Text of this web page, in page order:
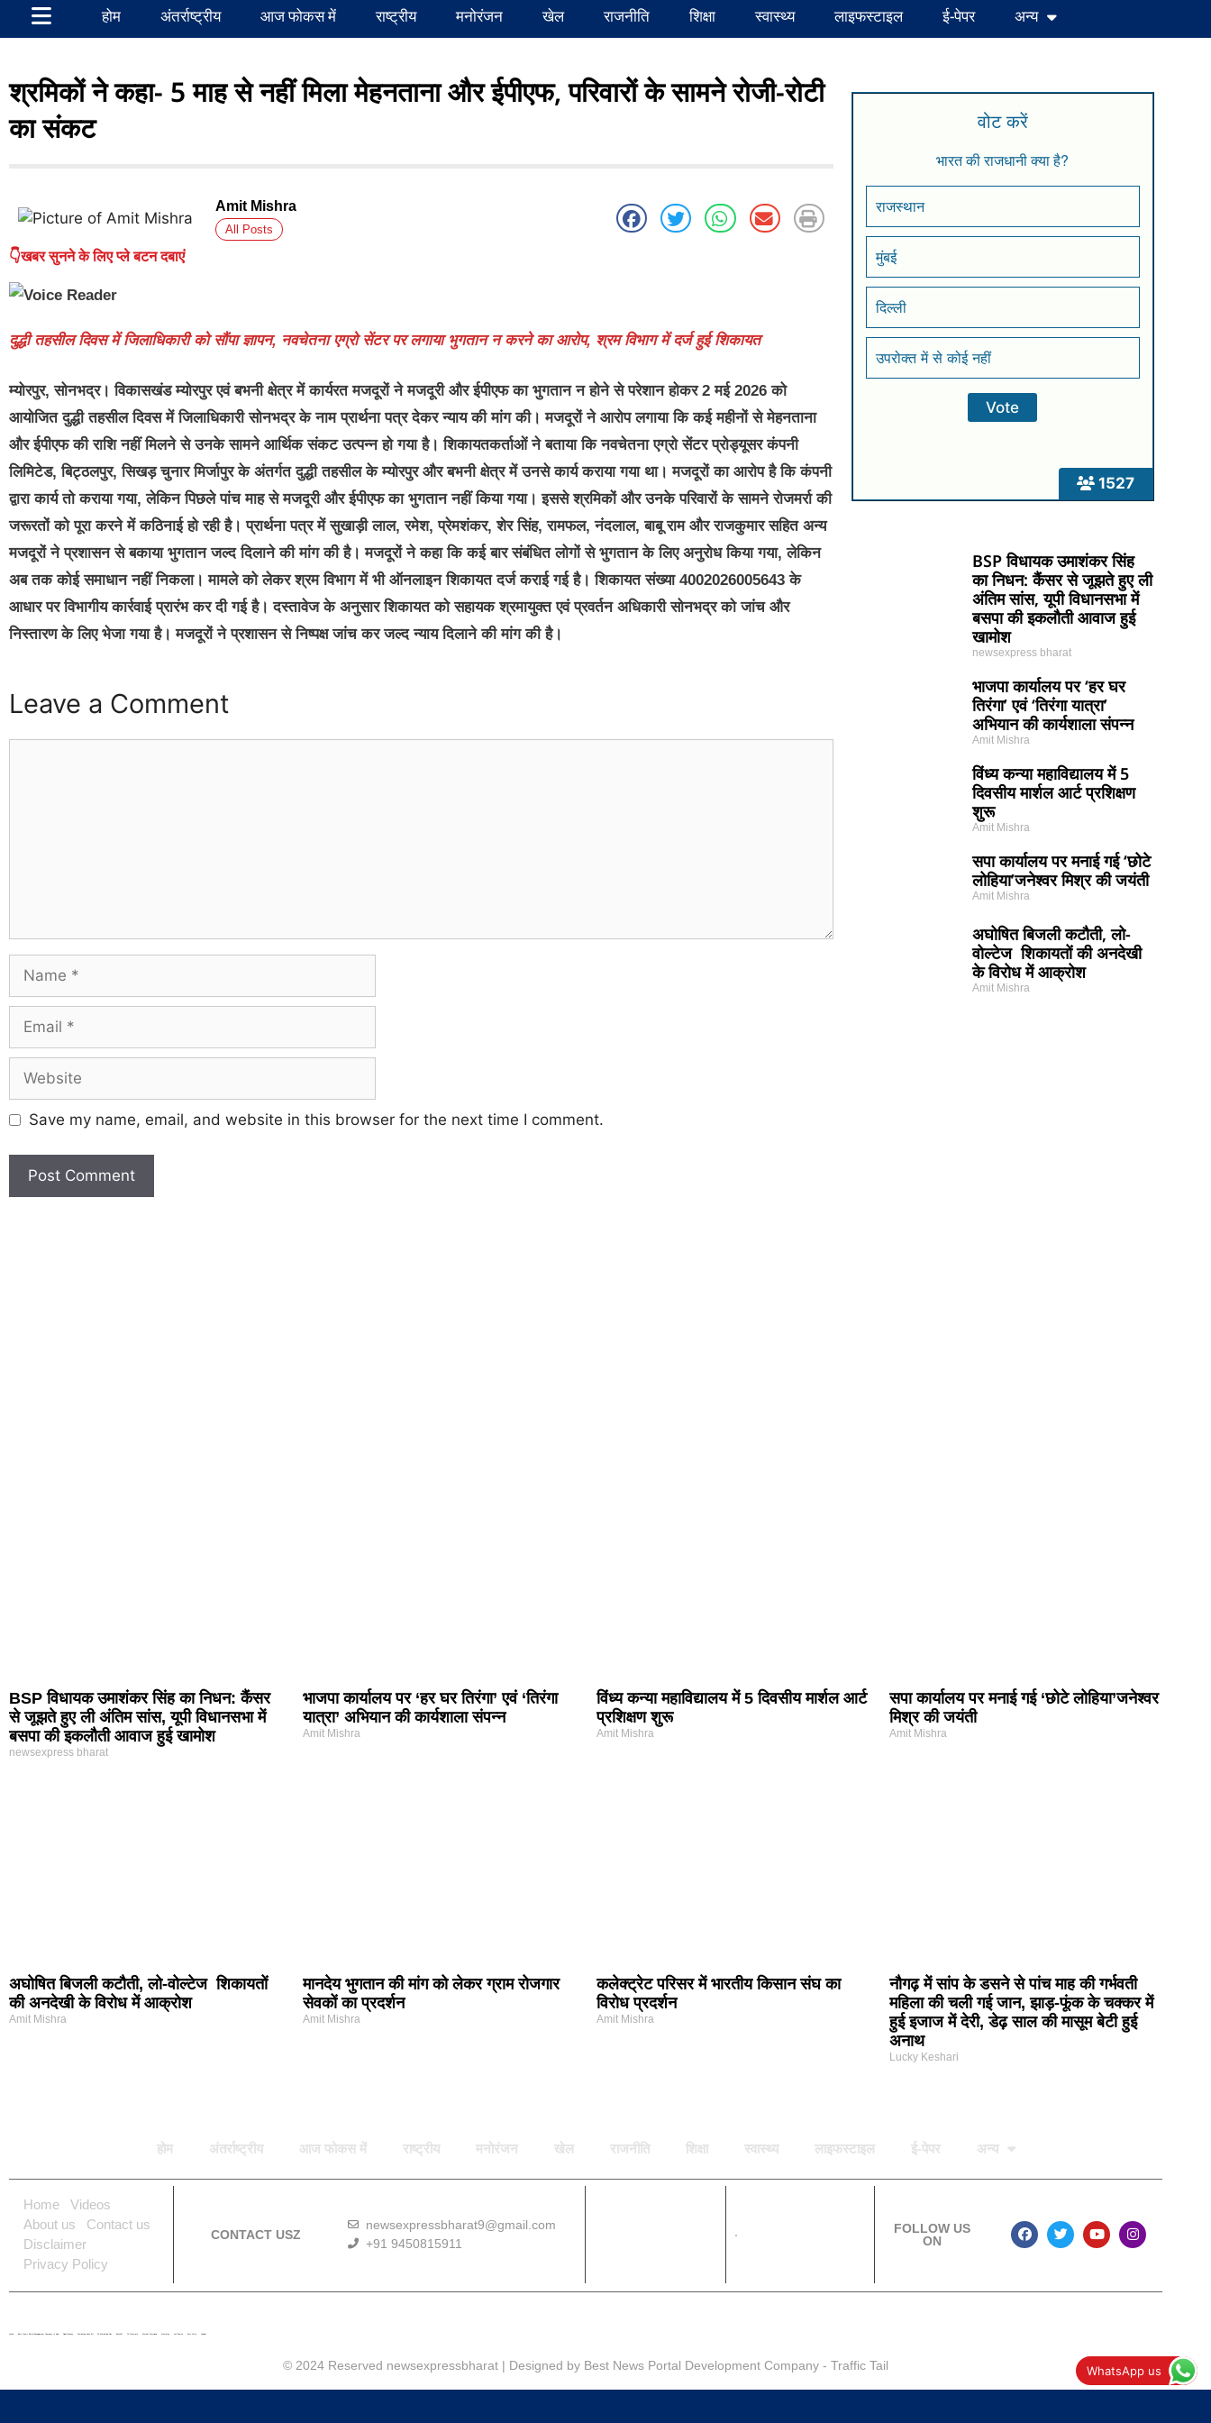
होम अंतर्राष्ट्रीय आज फोकस में राष्ट्रीय मनोरंजन खेल राजनीति शिक्षा स्वास्थ्य लाइफस्टाइल ई-पेपर अन्य
श्रमिकों ने कहा- 5 माह से नहीं मिला मेहनताना और ईपीएफ, परिवारों के सामने रोजी-रोटी
का संकट
Amit Mishra
All Posts
👇खबर सुनने के लिए प्ले बटन दबाएं
दुद्धी तहसील दिवस में जिलाधिकारी को सौंपा ज्ञापन, नवचेतना एग्रो सेंटर पर लगाया भुगतान न करने का आरोप, श्रम विभाग में दर्ज हुई शिकायत
म्योरपुर, सोनभद्र। विकासखंड म्योरपुर एवं बभनी क्षेत्र में कार्यरत मजदूरों ने मजदूरी और ईपीएफ का भुगतान न होने से परेशान होकर 2 मई 2026 को
आयोजित दुद्धी तहसील दिवस में जिलाधिकारी सोनभद्र के नाम प्रार्थना पत्र देकर न्याय की मांग की। मजदूरों ने आरोप लगाया कि कई महीनों से मेहनताना
और ईपीएफ की राशि नहीं मिलने से उनके सामने आर्थिक संकट उत्पन्न हो गया है। शिकायतकर्ताओं ने बताया कि नवचेतना एग्रो सेंटर प्रोड्यूसर कंपनी
लिमिटेड, बिट्ठलपुर, सिखड़ चुनार मिर्जापुर के अंतर्गत दुद्धी तहसील के म्योरपुर और बभनी क्षेत्र में उनसे कार्य कराया गया था। मजदूरों का आरोप है कि कंपनी
द्वारा कार्य तो कराया गया, लेकिन पिछले पांच माह से मजदूरी और ईपीएफ का भुगतान नहीं किया गया। इससे श्रमिकों और उनके परिवारों के सामने रोजमर्रा की
जरूरतों को पूरा करने में कठिनाई हो रही है। प्रार्थना पत्र में सुखाड़ी लाल, रमेश, प्रेमशंकर, शेर सिंह, रामफल, नंदलाल, बाबू राम और राजकुमार सहित अन्य
मजदूरों ने प्रशासन से बकाया भुगतान जल्द दिलाने की मांग की है। मजदूरों ने कहा कि कई बार संबंधित लोगों से भुगतान के लिए अनुरोध किया गया, लेकिन
अब तक कोई समाधान नहीं निकला। मामले को लेकर श्रम विभाग में भी ऑनलाइन शिकायत दर्ज कराई गई है। शिकायत संख्या 4002026005643 के
आधार पर विभागीय कार्रवाई प्रारंभ कर दी गई है। दस्तावेज के अनुसार शिकायत को सहायक श्रमायुक्त एवं प्रवर्तन अधिकारी सोनभद्र को जांच और
निस्तारण के लिए भेजा गया है। मजदूरों ने प्रशासन से निष्पक्ष जांच कर जल्द न्याय दिलाने की मांग की है।
Leave a Comment
Save my name, email, and website in this browser for the next time I comment.
1527
वोट करें
भारत की राजधानी क्या है?
राजस्थान
मुंबई
दिल्ली
उपरोक्त में से कोई नहीं
BSP विधायक उमाशंकर सिंह
का निधन: कैंसर से जूझते हुए ली
अंतिम सांस, यूपी विधानसभा में
बसपा की इकलौती आवाज हुई
खामोश
newsexpress bharat
भाजपा कार्यालय पर ‘हर घर
तिरंगा’ एवं ‘तिरंगा यात्रा’
अभियान की कार्यशाला संपन्न
Amit Mishra
विंध्य कन्या महाविद्यालय में 5
दिवसीय मार्शल आर्ट प्रशिक्षण
शुरू
Amit Mishra
सपा कार्यालय पर मनाई गई ‘छोटे
लोहिया’जनेश्वर मिश्र की जयंती
Amit Mishra
अघोषित बिजली कटौती, लो-
वोल्टेज शिकायतों की अनदेखी
के विरोध में आक्रोश
Amit Mishra
BSP विधायक उमाशंकर सिंह का निधन: कैंसर
से जूझते हुए ली अंतिम सांस, यूपी विधानसभा में
बसपा की इकलौती आवाज हुई खामोश
newsexpress bharat
भाजपा कार्यालय पर ‘हर घर तिरंगा’ एवं ‘तिरंगा
यात्रा’ अभियान की कार्यशाला संपन्न
Amit Mishra
विंध्य कन्या महाविद्यालय में 5 दिवसीय मार्शल आर्ट
प्रशिक्षण शुरू
Amit Mishra
सपा कार्यालय पर मनाई गई ‘छोटे लोहिया’जनेश्वर
मिश्र की जयंती
Amit Mishra
अघोषित बिजली कटौती, लो-वोल्टेज शिकायतों
की अनदेखी के विरोध में आक्रोश
Amit Mishra
मानदेय भुगतान की मांग को लेकर ग्राम रोजगार
सेवकों का प्रदर्शन
Amit Mishra
कलेक्ट्रेट परिसर में भारतीय किसान संघ का
विरोध प्रदर्शन
Amit Mishra
नौगढ़ में सांप के डसने से पांच माह की गर्भवती
महिला की चली गई जान, झाड़-फूंक के चक्कर में
हुई इजाज में देरी, डेढ़ साल की मासूम बेटी हुई
अनाथ
Lucky Keshari
होम अंतर्राष्ट्रीय आज फोकस में राष्ट्रीय मनोरंजन खेल राजनीति शिक्षा स्वास्थ्य लाइफस्टाइल ई-पेपर अन्य
Home
Videos
About us
Contact us
Disclaimer
Privacy Policy
CONTACT USZ
newsexpressbharat9@gmail.com
+91 9450815911
FOLLOW US
ON
© 2024 Reserved newsexpressbharat | Designed by Best News Portal Development Company - Traffic Tail WhatsApp us